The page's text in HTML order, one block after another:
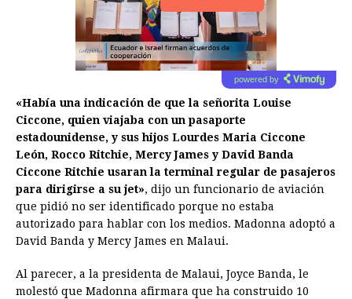
powered by
«Había una indicación de que la señorita Louise
Ciccone, quien viajaba con un pasaporte
estadounidense, y sus hijos Lourdes Maria Ciccone
León, Rocco Ritchie, Mercy James y David Banda
Ciccone Ritchie usaran la terminal regular de pasajeros
para dirigirse a su jet», dijo un funcionario de aviación
que pidió no ser identificado porque no estaba
autorizado para hablar con los medios. Madonna adoptó a
David Banda y Mercy James en Malaui.
Al parecer, a la presidenta de Malaui, Joyce Banda, le
molestó que Madonna afirmara que ha construido 10